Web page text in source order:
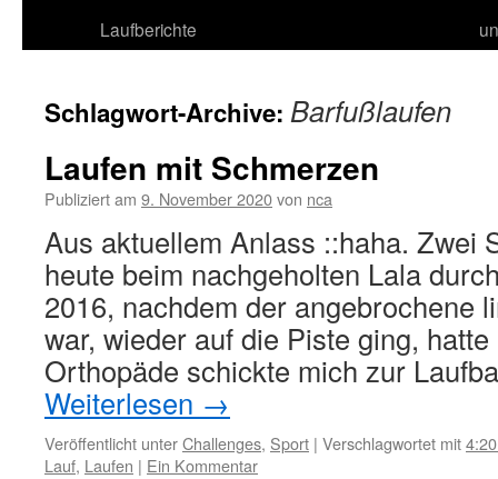
Laufberichte
Schlagwort-Archive: Barfußlaufen
Laufen mit Schmerzen
Publiziert am 9. November 2020von nca
Aus aktuellem Anlass ::haha. Zwei
heute beim nachgeholten Lala
2016, nachdem der angebrochene
war, wieder auf die Piste ging,
Orthopäde schickte mich zur
Weiterlesen →
Veröffentlicht unterChallenges, Sport | Verschlagwortet mit
Lauf, Laufen | Ein Kommentar